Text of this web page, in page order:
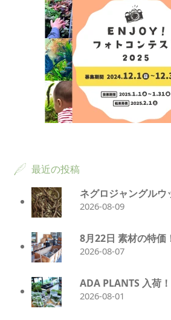
最近の投稿
ネグロジャングルウ
2026-08-09
8月22日 素材の特価
2026-08-07
ADA PLANTS 入荷！
2026-08-01